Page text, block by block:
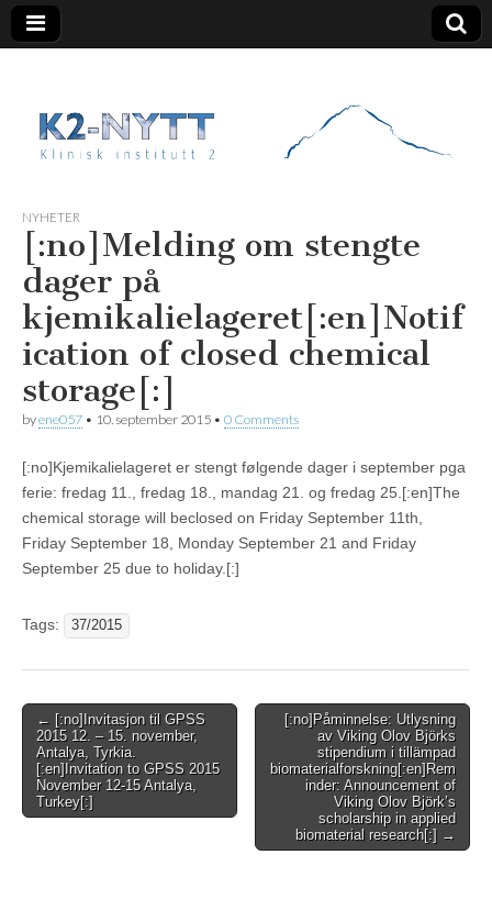
K2 Nytt
NYHETER
[:no]Melding om stengte
dager på
kjemikalielageret[:en]Notif
ication of closed chemical
storage[:]
byene057 • 10. september 2015 • 0 Comments
[:no]Kjemikalielageret er stengt følgende dager i september pga
ferie: fredag 11., fredag 18., mandag 21. og fredag 25.[:en]The
chemical storage will beclosed on Friday September 11th,
Friday September 18, Monday September 21 and Friday
September 25 due to holiday.[:]
Tags: 37/2015
Post
navigation
← [:no]Invitasjon til GPSS
2015 12. – 15. november,
Antalya, Tyrkia.
[:en]Invitation to GPSS 2015
November 12-15 Antalya,
Turkey[:]
[:no]Påminnelse: Utlysning
av Viking Olov Björks
stipendium i tillämpad
biomaterialforskning[:en]Rem
inder: Announcement of
Viking Olov Björk’s
scholarship in applied
biomaterial research[:] →